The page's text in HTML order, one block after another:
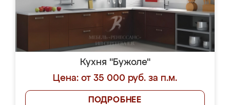
Кухня "Бужоле"
Цена: от 35 000 руб. за п.м.
ПОДРОБНЕЕ